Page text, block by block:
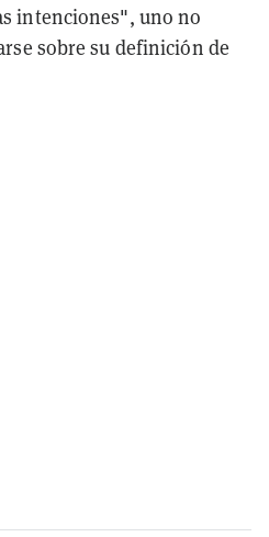
intenciones", uno no
sobre su definición de